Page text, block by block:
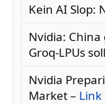
Kein AI Slop:
Nvidia:
Groq-LPUs
Nvidia
Market – Link